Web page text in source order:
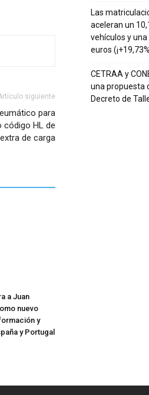
siguiente
para
código HL de
de carga
a Juan
nuevo
y
y Portugal
Las
aceleran un
vehículos y
euros
CETRAA y
una propuesta
Decreto de